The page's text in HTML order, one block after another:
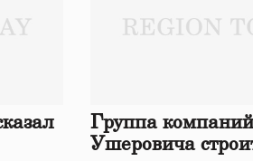
Группа
Ушеровича